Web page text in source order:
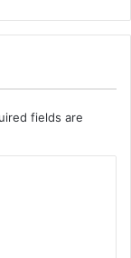
fields are